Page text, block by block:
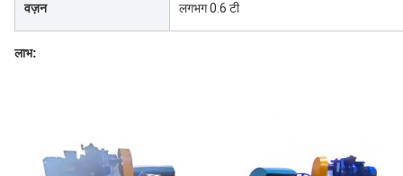
वज़न लगभग 0.6 टी
लाभ: